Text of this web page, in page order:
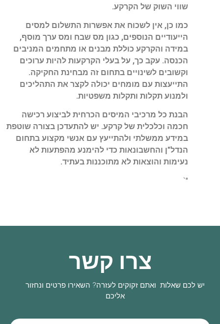
שווי השוק של הקרקע.
כמו כן, אין לשכוח את אפשרות התשלום למסים
הייעודיים הנוספים, כגון מס שבח ומס ערך מוסף,
במידה והקרקע כוללת מבנים או מתחמים המניבים
הכנסה. עקב כך, על בעלי הקרקעות להיות ערוכים
וקשובים לשינויים בתחום זה מבחינת החקיקה.
התייעצות עם מומחים יכולה לקצר את התהליכים
ולמנוע תקלות ותקלות משפטיות.
הבנת כל מרכיבי המיסים הכרחית לביצוע רכישה
חכמה וכלכלית של קרקע. יש להתעדכן בצורה שוטפת
במידע ממשלתי ולהתייעץ עם אנשי מקצוע בתחום
הנדל"ן והחשבונאות כדי להימנע מהפתעות לא
נעימות והוצאות לא מתוכננות בעתיד.
"`
צרו קשר
יש לכם שאלות ואתם זקוקים לעזרה? השאירו פרטים ונחזור
אליכם